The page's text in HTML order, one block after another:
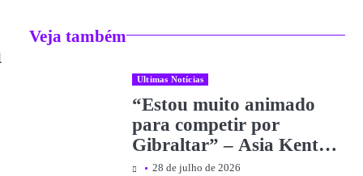
Veja também
Ultimas Notícias
“Estou muito animado
para competir por
Gibraltar” – Asia Kent
almeja sucesso nos Jogos
28 de julho de 2026